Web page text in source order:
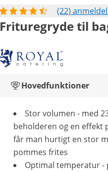
(22)
Frituregryde til
Hovedfunktioner
Stor volumen - med
beholderen og en effekt
får man hurtigt en stor
pommes frites
Optimal temperatur -